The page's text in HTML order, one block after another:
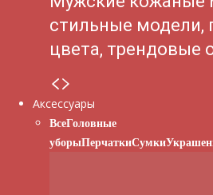
стильные модели,
цвета, трендовые
Аксессуары
ВсеГоловные
уборыПерчаткиСумки